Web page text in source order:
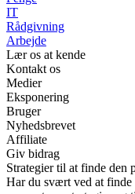
IT
Rådgivning
Arbejde
Lær os at kende
Kontakt os
Medier
Eksponering
Bruger
Nyhedsbrevet
Affiliate
Giv bidrag
Strategier til at finde den
Har du svært ved at finde